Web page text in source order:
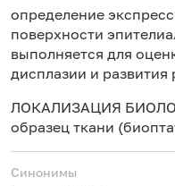
определение
поверхности
выполняется для
дисплазии и
ЛОКАЛИЗАЦИЯ
образец ткани
Синонимы